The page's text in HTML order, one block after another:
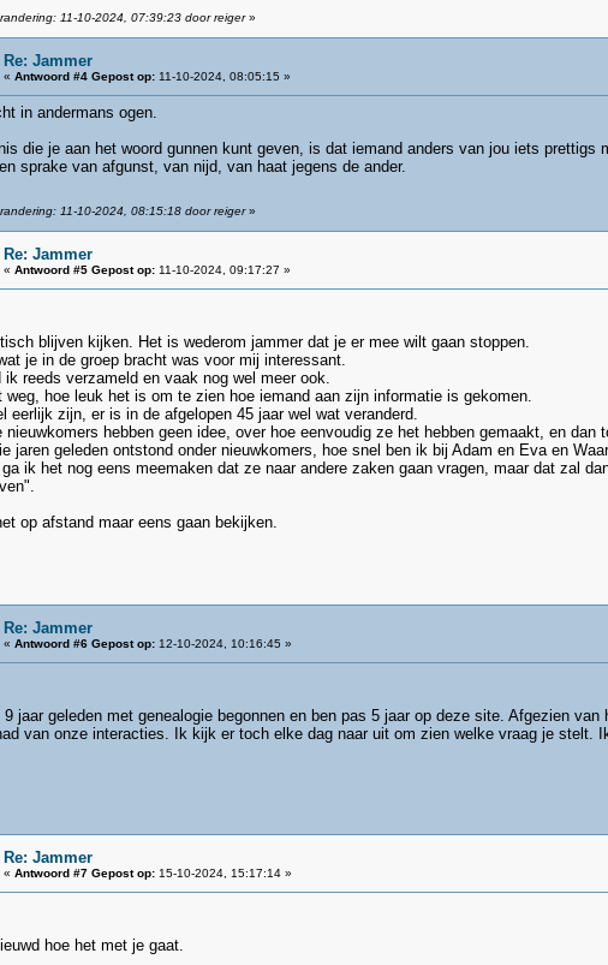
11-10-2024, 07:39:23 door reiger»
Re: Jammer
« Antwoord #4 Gepost op:11-10-2024, 08:05:15 »
in andermans ogen.
die je aan het woord gunnen kunt geven, is dat iemand anders van jou iets
sprake van afgunst, van nijd, van haat jegens de ander.
11-10-2024, 08:15:18 door reiger»
Re: Jammer
« Antwoord #5 Gepost op:11-10-2024, 09:17:27 »
blijven kijken. Het is wederom jammer dat je er mee wilt gaan stoppen.
je in de groep bracht was voor mij interessant.
ik reeds verzameld en vaak nog wel meer ook.
weg, hoe leuk het is om te zien hoe iemand aan zijn informatie is gekomen.
eerlijk zijn, er is in de afgelopen 45 jaar wel wat veranderd.
nieuwkomers hebben geen idee, over hoe eenvoudig ze het hebben gemaakt, en dan
jaren geleden ontstond onder nieuwkomers, hoe snel ben ik bij Adam en Eva en
ik het nog eens meemaken dat ze naar andere zaken gaan vragen, maar dat zal
op afstand maar eens gaan bekijken.
Re: Jammer
« Antwoord #6 Gepost op:12-10-2024, 10:16:45 »
9 jaar geleden met genealogie begonnen en ben pas 5 jaar op deze site. Afgezien
van onze interacties. Ik kijk er toch elke dag naar uit om zien welke vraag je stelt.
Re: Jammer
« Antwoord #7 Gepost op:15-10-2024, 15:17:14 »
hoe het met je gaat.